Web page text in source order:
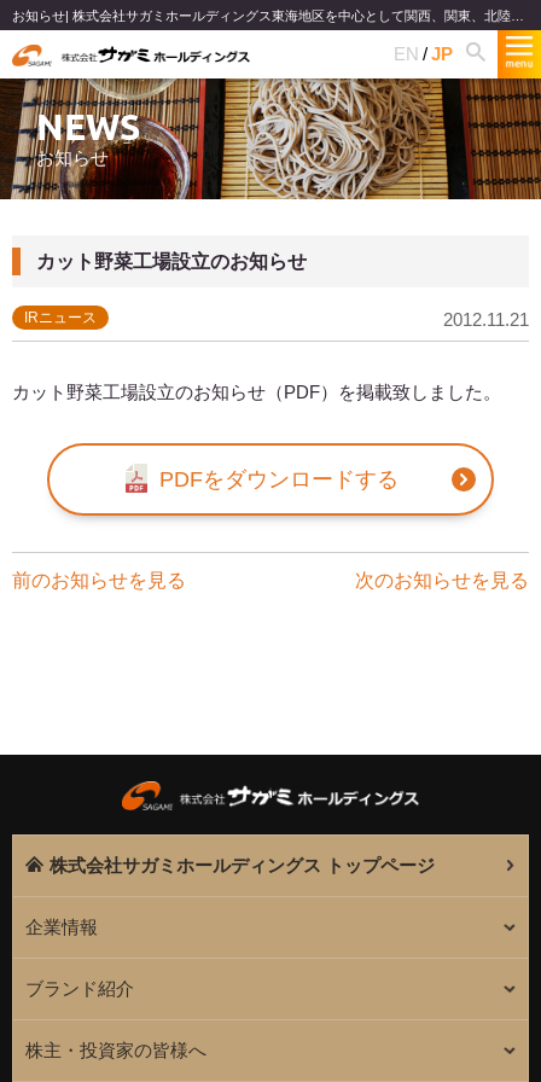
EN JP
NEWS
お知らせ
カット野菜工場設立のお知らせ
IRニュース 2012.11.21
カット野菜工場設立のお知らせ（PDF）を掲載致しました。
PDFをダウンロードする
前のお知らせを見る 次のお知らせを見る
株式会社サガミホールディングス トップページ
企業情報
ブランド紹介
株主・投資家の皆様へ